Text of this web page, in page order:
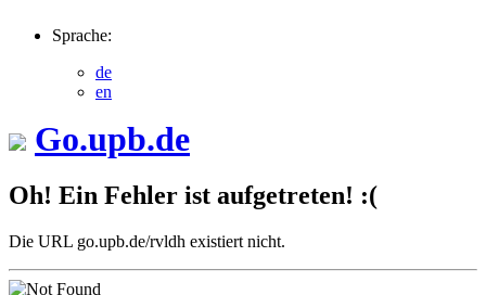
Sprache:
de
en
Go.upb.de
Oh! Ein Fehler ist aufgetreten! :(
Die URL go.upb.de/rvldh existiert nicht.